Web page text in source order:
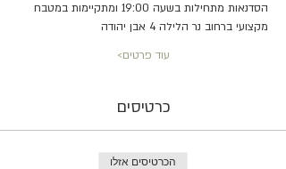
הסדנאות מתחילות בשעה 19:00 ומתקיימות במטבח
מקצועי ברחוב נר הלילה 4 אבן יהודה
עוד פרטים>
כרטיסים
הכרטיסים אזלו